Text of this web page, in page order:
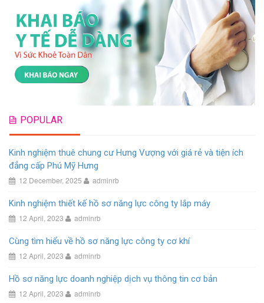
POPULAR
Kinh nghiệm thuê chung cư Hưng Vượng với giá rẻ và tiện ích
đẳng cấp Phú Mỹ Hưng
12 December, 2025 adminrb
Kinh nghiệm thiết kế hồ sơ năng lực công ty lắp máy
12 April, 2023 adminrb
Cùng tìm hiểu về hồ sơ năng lực công ty cơ khí
12 April, 2023 adminrb
Hồ sơ năng lực doanh nghiệp dịch vụ thông tin cơ bản
12 April, 2023 adminrb